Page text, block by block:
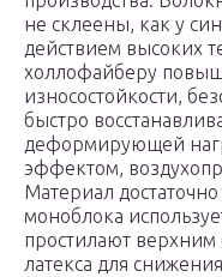
не склеены, как у
действием высоких
холлофайберу
износостойкости,
быстро
деформирующей
эффектом,
Материал
моноблока
простилают
латекса для